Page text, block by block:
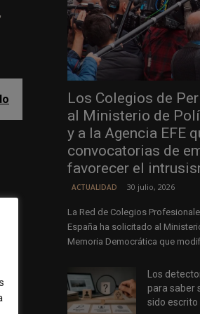
Los Colegios de
al Ministerio de
y a la Agencia EFE
convocatorias de
favorecer el
ACTUALIDAD 30 julio, 2026
La Red de Colegios
España ha solicitado al
Memoria Democrática que
Los
para saber
sido